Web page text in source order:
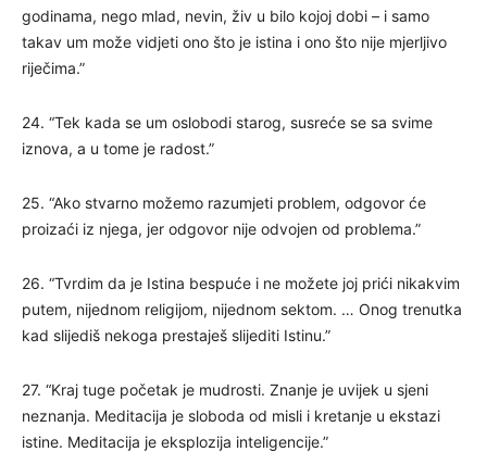
godinama, nego mlad, nevin, živ u bilo kojoj dobi – i samo
takav um može vidjeti ono što je istina i ono što nije mjerljivo
riječima.”
24. “Tek kada se um oslobodi starog, susreće se sa svime
iznova, a u tome je radost.”
25. “Ako stvarno možemo razumjeti problem, odgovor će
proizaći iz njega, jer odgovor nije odvojen od problema.”
26. “Tvrdim da je Istina bespuće i ne možete joj prići nikakvim
putem, nijednom religijom, nijednom sektom. … Onog trenutka
kad slijediš nekoga prestaješ slijediti Istinu.”
27. “Kraj tuge početak je mudrosti. Znanje je uvijek u sjeni
neznanja. Meditacija je sloboda od misli i kretanje u ekstazi
istine. Meditacija je eksplozija inteligencije.”